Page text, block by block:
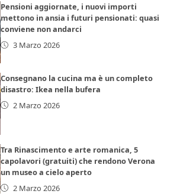
Pensioni aggiornate, i nuovi importi
mettono in ansia i futuri pensionati: quasi
conviene non andarci
3 Marzo 2026
Consegnano la cucina ma è un completo
disastro: Ikea nella bufera
2 Marzo 2026
Tra Rinascimento e arte romanica, 5
capolavori (gratuiti) che rendono Verona
un museo a cielo aperto
2 Marzo 2026